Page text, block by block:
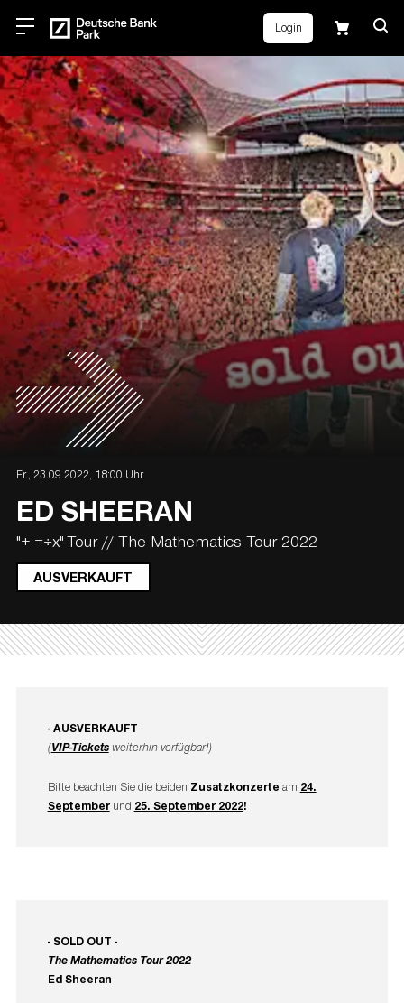
Login
Fr., 23.09.2022, 18:00 Uhr
ED SHEERAN
"+-=÷x"-Tour // The Mathematics Tour 2022
AUSVERKAUFT
- AUSVERKAUFT -
(VIP-Ticketsweiterhin verfügbar!)
Bitte beachten Sie die beiden Zusatzkonzerte am 24.
Septemberund 25. September 2022!
- SOLD OUT -
The Mathematics Tour 2022
Ed Sheeran